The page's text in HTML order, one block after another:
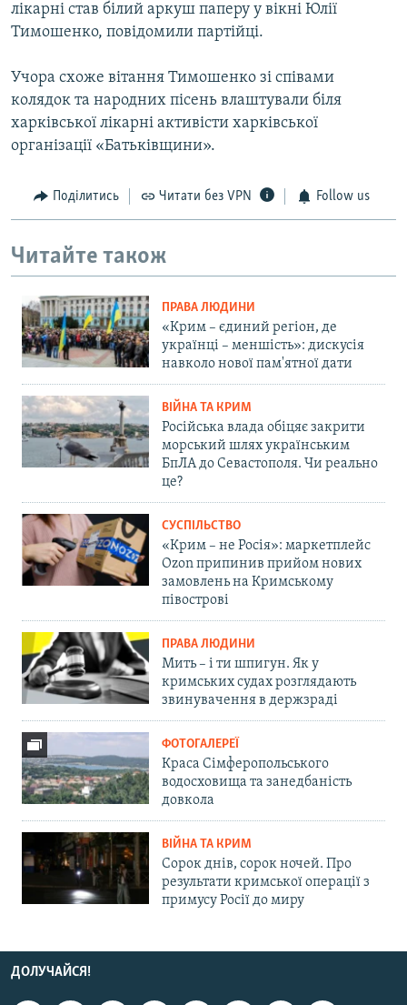
лікарні став білий аркуш паперу у вікні Юлії
Тимошенко, повідомили партійці.
Учора схоже вітання Тимошенко зі співами
колядок та народних пісень влаштували біля
харківської лікарні активісти харківської
організації «Батьківщини».
Поділитись Читати без VPN Follow us
Читайте також
ПРАВА ЛЮДИНИ
«Крим – єдиний регіон, де
українці – меншість»: дискусія
навколо нової пам'ятної дати
ВІЙНА ТА КРИМ
Російська влада обіцяє закрити
морський шлях українським
БпЛА до Севастополя. Чи реально
це?
СУСПІЛЬСТВО
«Крим – не Росія»: маркетплейс
Ozon припинив прийом нових
замовлень на Кримському
півострові
ПРАВА ЛЮДИНИ
Мить – і ти шпигун. Як у
кримських судах розглядають
звинувачення в держзраді
ФОТОГАЛЕРЕЇ
Краса Сімферопольського
водосховища та занедбаність
довкола
ВІЙНА ТА КРИМ
Сорок днів, сорок ночей. Про
результати кримської операції з
примусу Росії до миру
ДОЛУЧАЙСЯ!